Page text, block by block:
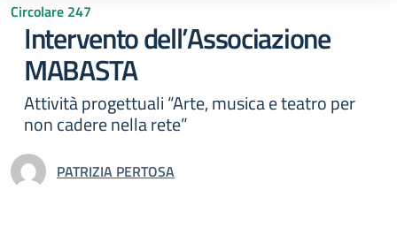
Circolare 247
Intervento dell’Associazione
MABASTA
Attività progettuali “Arte, musica e teatro per
non cadere nella rete”
PATRIZIA PERTOSA